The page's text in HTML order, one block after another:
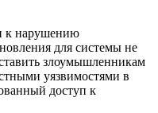
к нарушению
для системы не
злоумышленникам
уязвимостями в
доступ к